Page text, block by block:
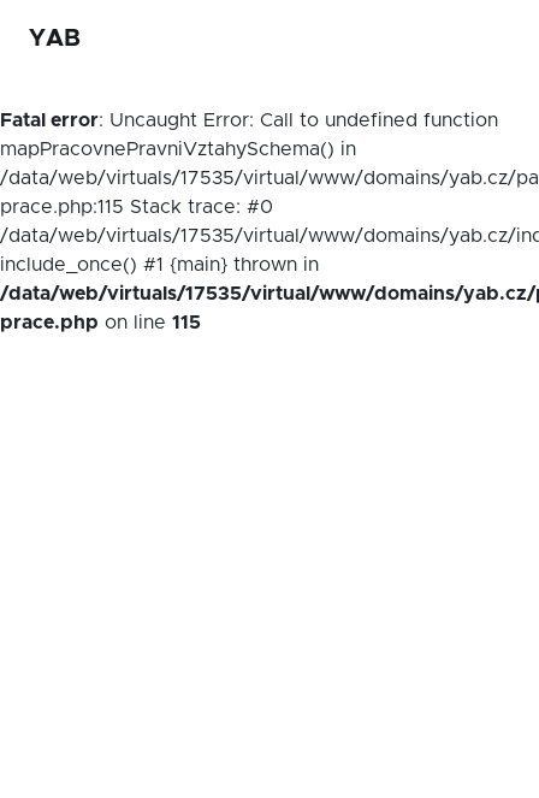
YAB
Fatal error: Uncaught Error: Call to undefined function
mapPracovnePravniVztahySchema() in
/data/web/virtuals/17535/virtual/www/domains/yab.cz/
prace.php:115 Stack trace: #0
/data/web/virtuals/17535/virtual/www/domains/yab.cz/
include_once() #1 {main} thrown in
/data/web/virtuals/17535/virtual/www/domains/yab.cz/
prace.php on line 115